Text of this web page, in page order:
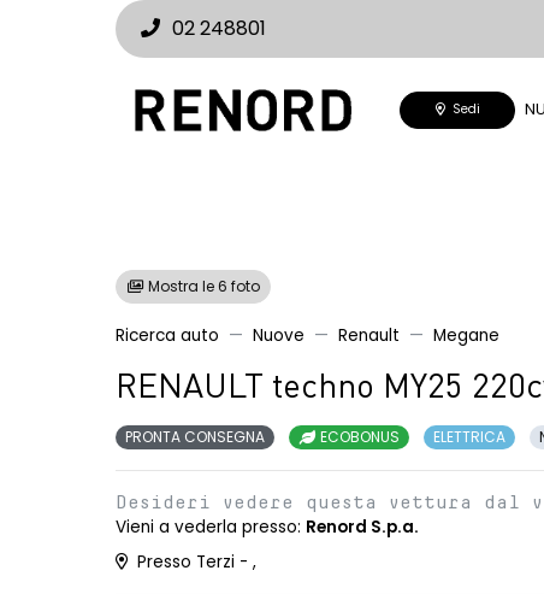
02 248801
Sedi
Mostra le 6 foto
Ricerca auto Nuove Renault Megane
RENAULT techno MY25
PRONTA CONSEGNA ECOBONUS ELETTRICA
Desideri vedere questa vettura dal
Vieni a vederla presso: Renord S.p.a.
Presso Terzi - ,